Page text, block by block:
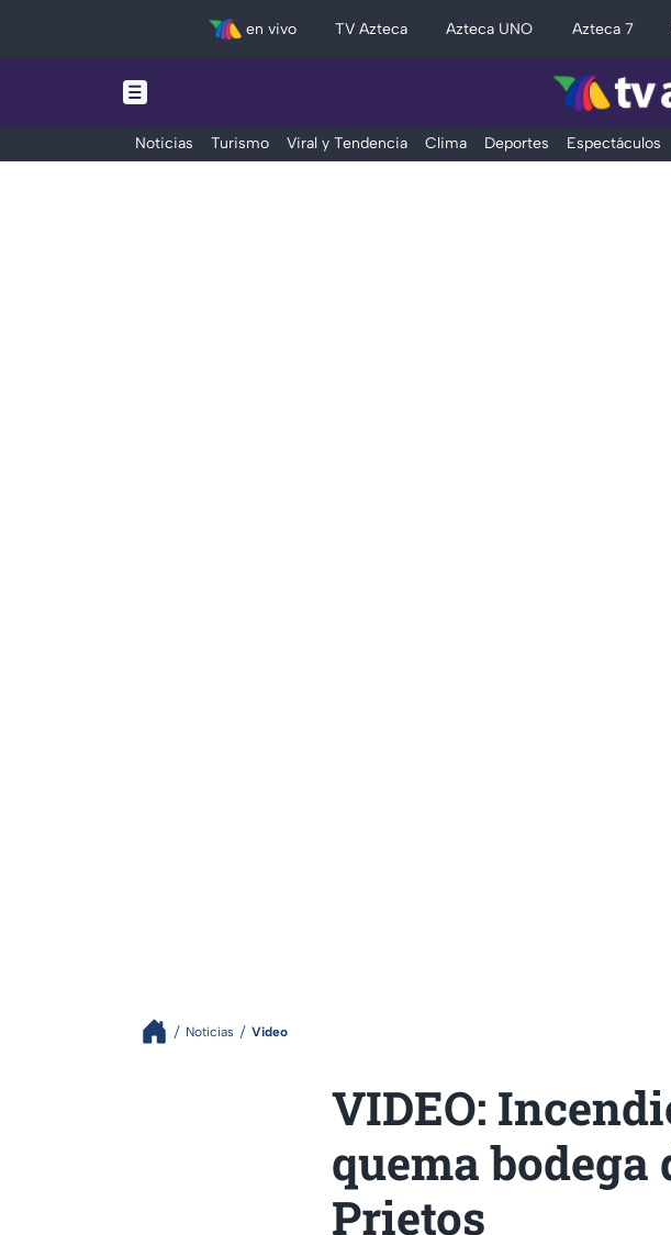
en vivo TV Azteca Azteca UNO Azteca 7
Noticias Turismo Viral y Tendencia Clima Deportes Espectáculos
Noticias Video
VIDEO:
quema bodega
Prietos